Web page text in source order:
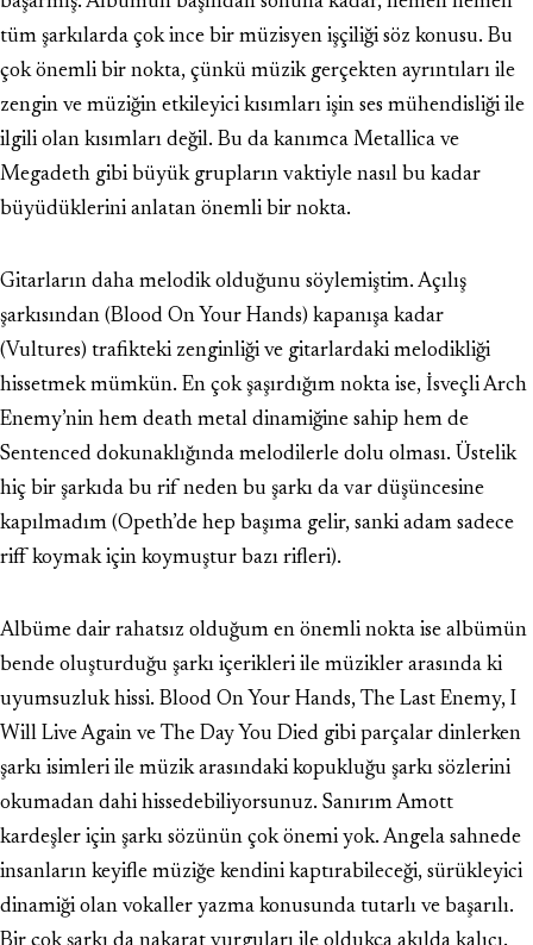
tüm şarkılarda çok ince bir müzisyen işçiliği söz konusu. Bu
çok önemli bir nokta, çünkü müzik gerçekten ayrıntıları ile
zengin ve müziğin etkileyici kısımları işin ses mühendisliği ile
ilgili olan kısımları değil. Bu da kanımca Metallica ve
Megadeth gibi büyük grupların vaktiyle nasıl bu kadar
büyüdüklerini anlatan önemli bir nokta.
Gitarların daha melodik olduğunu söylemiştim. Açılış
şarkısından (Blood On Your Hands) kapanışa kadar
(Vultures) trafikteki zenginliği ve gitarlardaki melodikliği
hissetmek mümkün. En çok şaşırdığım nokta ise, İsveçli Arch
Enemy’nin hem death metal dinamiğine sahip hem de
Sentenced dokunaklığında melodilerle dolu olması. Üstelik
hiç bir şarkıda bu rif neden bu şarkı da var düşüncesine
kapılmadım (Opeth’de hep başıma gelir, sanki adam sadece
riff koymak için koymuştur bazı rifleri).
Albüme dair rahatsız olduğum en önemli nokta ise albümün
bende oluşturduğu şarkı içerikleri ile müzikler arasında ki
uyumsuzluk hissi. Blood On Your Hands, The Last Enemy, I
Will Live Again ve The Day You Died gibi parçalar dinlerken
şarkı isimleri ile müzik arasındaki kopukluğu şarkı sözlerini
okumadan dahi hissedebiliyorsunuz. Sanırım Amott
kardeşler için şarkı sözünün çok önemi yok. Angela sahnede
insanların keyifle müziğe kendini kaptırabileceği, sürükleyici
dinamiği olan vokaller yazma konusunda tutarlı ve başarılı.